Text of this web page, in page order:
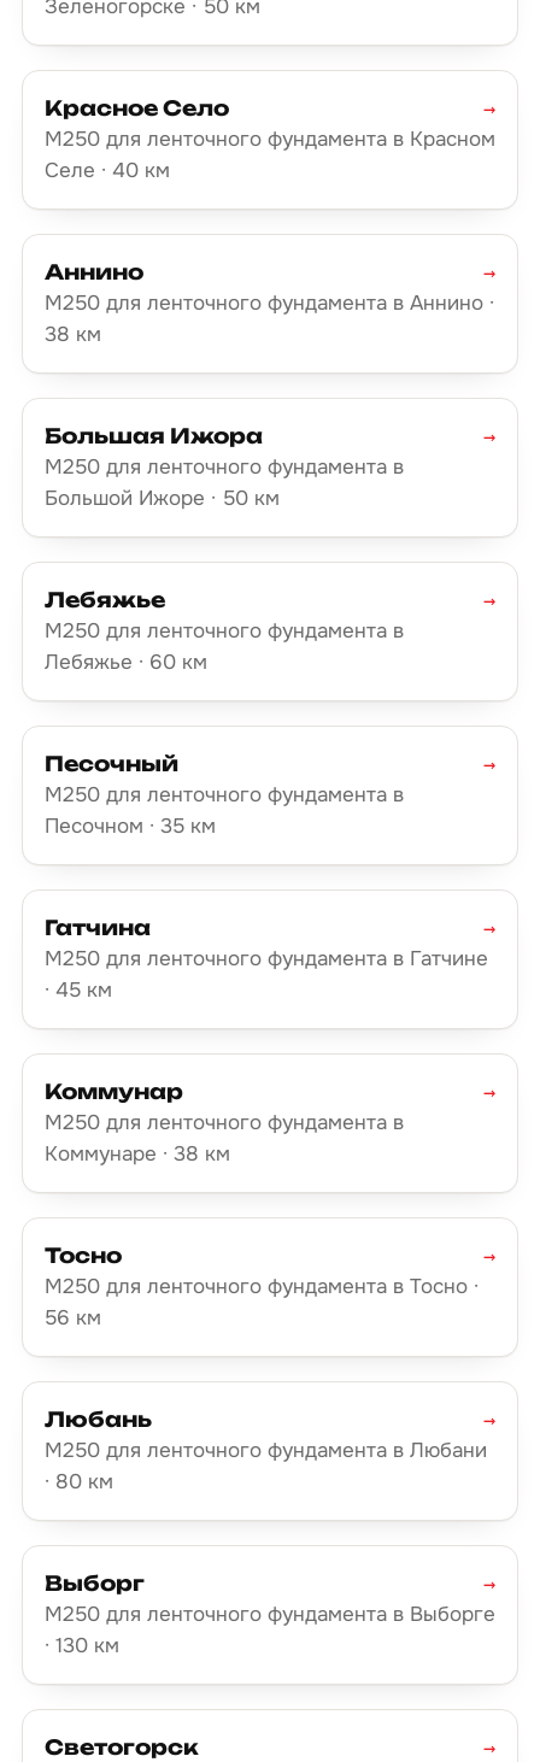
Зеленогорске · 50 км
Красное Село
М250 для ленточного фундамента в Красном
Селе · 40 км
→
Аннино
М250 для ленточного фундамента в Аннино ·
38 км
→
Большая Ижора
М250 для ленточного фундамента в
Большой Ижоре · 50 км
→
Лебяжье
М250 для ленточного фундамента в
Лебяжье · 60 км
→
Песочный
М250 для ленточного фундамента в
Песочном · 35 км
→
Гатчина
М250 для ленточного фундамента в Гатчине
· 45 км
→
Коммунар
М250 для ленточного фундамента в
Коммунаре · 38 км
→
Тосно
М250 для ленточного фундамента в Тосно ·
56 км
→
Любань
М250 для ленточного фундамента в Любани
· 80 км
→
Выборг
М250 для ленточного фундамента в Выборге
· 130 км
→
Светогорск
→